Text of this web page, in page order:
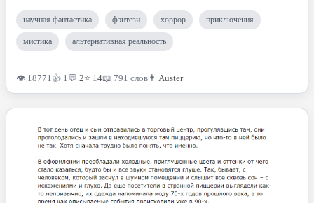
научная фантастика фэнтези хоррор приключения
мистика альтернативная реальность
👁 18771 👍 1 💬 2⭐ 14📖 791 слов 👨 Auster